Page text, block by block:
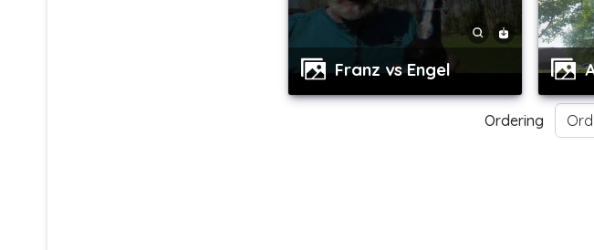
Franz vs Engel
Ordering